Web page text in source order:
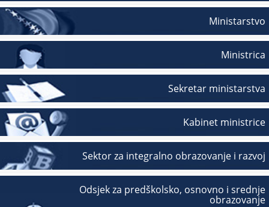
Ministarstvo
Ministrica
Sekretar ministarstva
Kabinet ministrice
Sektor za integralno obrazovanje i razvoj
Odsjek za predškolsko, osnovno i srednje
obrazovanje